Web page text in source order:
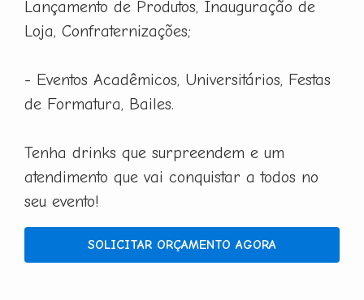
Lançamento de Produtos, Inauguração de
Loja, Confraternizações;
- Eventos Acadêmicos, Universitários, Festas
de Formatura, Bailes.
Tenha drinks que surpreendem e um
atendimento que vai conquistar a todos no
seu evento!
SOLICITAR ORÇAMENTO AGORA